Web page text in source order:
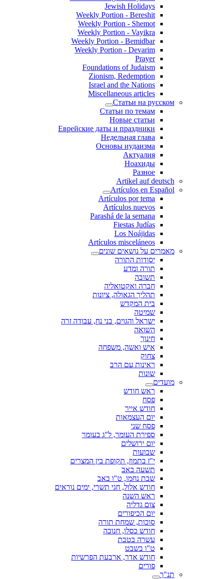
Jewish Holidays
Weekly Portion - Bereshit
Weekly Portion - Shemot
Weekly Portion - Vayikra
Weekly Portion - Bemidbar
Weekly Portion - Devarim
Prayer
Foundations of Judaism
Zionism, Redemption
Israel and the Nations
Miscellaneous articles
Статьи на русском
Статьи по темам
Новые статьи
Еврейские даты и праздники
Недельная глава
Основы иудаизма
Актуалия
Ноахиды
Разное
Artikel auf deutsch
Artículos en Español
Artículos por tema
Artículos nuevos
Parashá de la semana
Fiestas Judías
Los Noájidas
Artículos misceláneos
מאמרים על נושאים שונים
יסודות התורה
תורה ומדע
תשובה
חברה ואקטואליה
תהליך הגאולה, ציונות
בית המקדש
שמיטה
ישראל והגוים, בני נח, עבודה זרה
השואה
חינוך
איש ואשה, משפחה
צחוק
ראינות עם הרב
שונות
מועדים
ראש חודש
פסח
חודש אייר
יום העצמאות
פסח שני
ספירת העומר, ל"ג בעומר
יום ירושלים
שבועות
י"ז בתמוז, תקופת בין המצרים
תשעה באב
שבת נחמו, ט"ו באב
חודש אלול, חגי תשרי, ימים נוראים
ראש השנה
צום גדליה
יום הכיפורים
סוכות, שמחת תורה
חודש כסלו, חנוכה
עשרה בטבת
ט"ו בשבט
חודש אדר, ארבעת הפרשיות
פורים
תנ"ך